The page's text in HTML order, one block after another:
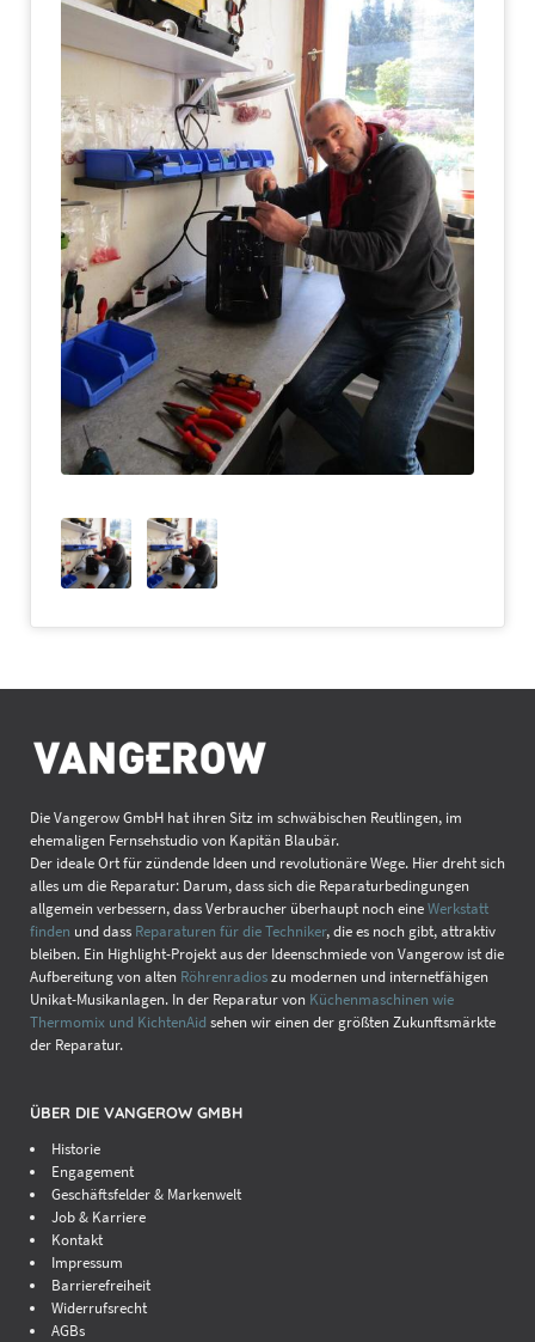
(3)
(4)
(5)
§ 6 Rechtswahl, Erfüllungsort, Gerichtsstand
(1)
(2)
Die Vangerow GmbH hat ihren Sitz im schwäbischen Reutlingen, im
ehemaligen Fernsehstudio von Kapitän Blaubär.
Der ideale Ort für zündende Ideen und revolutionäre Wege. Hier dreht sich
alles um die Reparatur: Darum, dass sich die Reparaturbedingungen
allgemein verbessern, dass Verbraucher überhaupt noch eineWerkstatt
finden und dass Reparaturen für die Techniker, die es noch gibt, attraktiv
bleiben. Ein Highlight-Projekt aus der Ideenschmiede von Vangerow ist die
Aufbereitung von alten Röhrenradioszu modernen und internetfähigen
Unikat-Musikanlagen. In der Reparatur von Küchenmaschinen wie
Thermomix und KichtenAid sehen wir einen der größten Zukunftsmärkte
der Reparatur.
ÜBER DIE VANGEROW GMBH
Historie
Engagement
Geschäftsfelder & Markenwelt
Job & Karriere
Kontakt
Impressum
Barrierefreiheit
Widerrufsrecht
AGBs